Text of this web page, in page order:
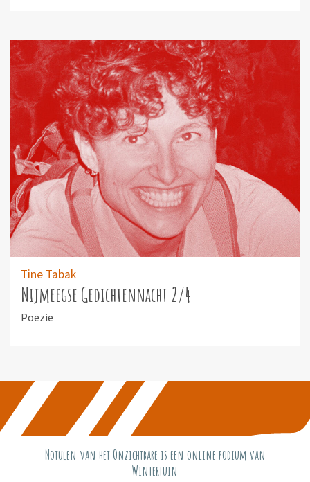
Tine Tabak
Nijmeegse Gedichtennacht 2/4
Poëzie
Notulen van het Onzichtbare is een online podium van
Wintertuin